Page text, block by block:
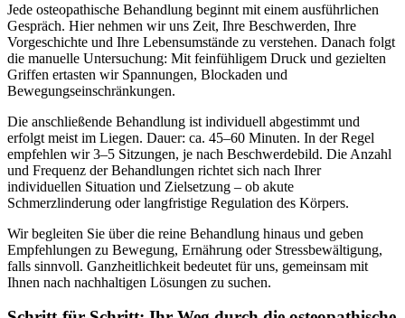
Jede osteopathische Behandlung beginnt mit einem ausführlichen
Gespräch. Hier nehmen wir uns Zeit, Ihre Beschwerden, Ihre
Vorgeschichte und Ihre Lebensumstände zu verstehen. Danach folgt
die manuelle Untersuchung: Mit feinfühligem Druck und gezielten
Griffen ertasten wir Spannungen, Blockaden und
Bewegungseinschränkungen.
Die anschließende Behandlung ist individuell abgestimmt und
erfolgt meist im Liegen. Dauer: ca. 45–60 Minuten. In der Regel
empfehlen wir 3–5 Sitzungen, je nach Beschwerdebild. Die Anzahl
und Frequenz der Behandlungen richtet sich nach Ihrer
individuellen Situation und Zielsetzung – ob akute
Schmerzlinderung oder langfristige Regulation des Körpers.
Wir begleiten Sie über die reine Behandlung hinaus und geben
Empfehlungen zu Bewegung, Ernährung oder Stressbewältigung,
falls sinnvoll. Ganzheitlichkeit bedeutet für uns, gemeinsam mit
Ihnen nach nachhaltigen Lösungen zu suchen.